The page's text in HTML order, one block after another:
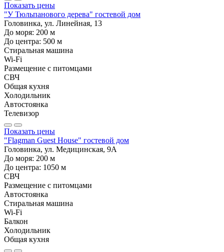
Показать цены
"У Тюльпанового дерева" гостевой дом
Головинка, ул. Линейная, 13
До моря: 200 м
До центра: 500 м
Стиральная машина
Wi-Fi
Размещение с питомцами
СВЧ
Общая кухня
Холодильник
Автостоянка
Телевизор
Показать цены
"Flagman Guest House" гостевой дом
Головинка, ул. Медицинская, 9А
До моря: 200 м
До центра: 1050 м
СВЧ
Размещение с питомцами
Автостоянка
Стиральная машина
Wi-Fi
Балкон
Холодильник
Общая кухня